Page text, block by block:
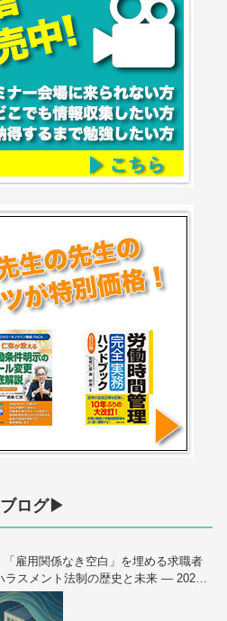
ログ▶
雇用関係なき空白」を埋める求職者
スメント法制の歴史と未来 — 2026
）